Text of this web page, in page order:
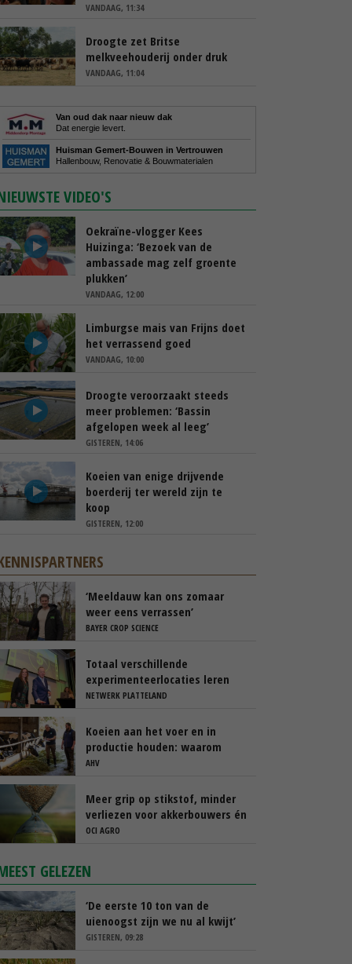
VANDAAG, 11:34
Droogte zet Britse
melkveehouderij onder druk
VANDAAG, 11:04
Van oud dak naar nieuw dak
Dat energie levert.
Huisman Gemert-Bouwen in Vertrouwen
Hallenbouw, Renovatie & Bouwmaterialen
VIDEO'S
Oekraïne-vlogger Kees
Huizinga: ‘Bezoek van de
ambassade mag zelf groente
plukken’
VANDAAG, 12:00
Limburgse mais van Frijns doet
het verrassend goed
VANDAAG, 10:00
Droogte veroorzaakt steeds
meer problemen: ‘Bassin
afgelopen week al leeg’
GISTEREN, 14:06
Koeien van enige drijvende
boerderij ter wereld zijn te
koop
GISTEREN, 12:00
‘Meeldauw kan ons zomaar
weer eens verrassen’
BAYER CROP SCIENCE
Totaal verschillende
experimenteerlocaties leren
van elkaar via Nationaal
NETWERK PLATTELAND
Koeien aan het voer en in
productie houden: waarom
‘immuunmodulatie’ belangrijk
AHV
Meer grip op stikstof, minder
verliezen voor akkerbouwers én
melkveehouders
OCI AGRO
GELEZEN
‘De eerste 10 ton van de
uienoogst zijn we nu al kwijt’
GISTEREN, 09:28